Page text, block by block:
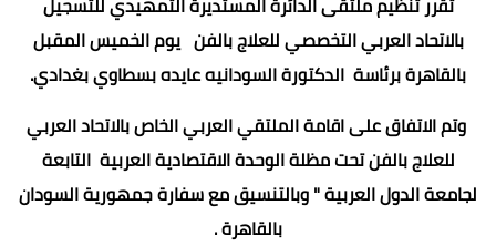
بالاتحاد العربي التخصصي للعلاج بالفن يوم الخميس المقبل
بالقاهرة برئاسة الدكتورة السودانيه عايده بسطاوي بغدادي.
وتم الاتفاق على اقامة الملتقي العربي الخاص بالاتحاد العربي
للعلاج بالفن تحت مظلة الوحدة الاقتصادية العربية التابعة
لجامعة الدول العربية " وبالتنسيق مع سفارة جمهورية السودان
بالقاهرة .